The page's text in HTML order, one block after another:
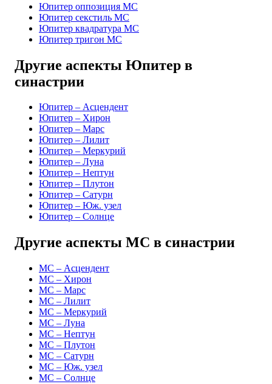
Юпитер оппозиция MC
Юпитер секстиль MC
Юпитер квадратура MC
Юпитер тригон MC
Другие аспекты Юпитер в
синастрии
Юпитер – Асцендент
Юпитер – Хирон
Юпитер – Марс
Юпитер – Лилит
Юпитер – Меркурий
Юпитер – Луна
Юпитер – Нептун
Юпитер – Плутон
Юпитер – Сатурн
Юпитер – Юж. узел
Юпитер – Солнце
Другие аспекты MC в синастрии
MC – Асцендент
MC – Хирон
MC – Марс
MC – Лилит
MC – Меркурий
MC – Луна
MC – Нептун
MC – Плутон
MC – Сатурн
MC – Юж. узел
MC – Солнце